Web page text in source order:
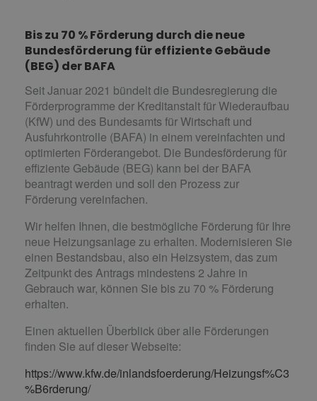
Bis zu 70 % Förderung durch die neue
Bundesförderung für effiziente Gebäude
(BEG) der BAFA
Seit Januar 2021 bündelt die Bundesregierung die
Förderprogramme der Kreditanstalt für Wiederaufbau
(KfW) und des Bundesamts für Wirtschaft und
Ausfuhrkontrolle (BAFA) in einem vereinfachten und
optimierten Förderangebot. Die Bundesförderung für
effiziente Gebäude (BEG) kann bei der BAFA
beantragt werden und soll den Prozess zur
Förderung vereinfachen.
Wir helfen Ihnen, die bestmögliche Förderung für Ihre
neue Heizungsanlage zu erhalten. Modernisieren Sie
einen Bestandsbau, also ein Heizsystem, das zum
Zeitpunkt des Antrags mindestens 2 Jahre in
Gebrauch war, können Sie bis zu 70 % Förderung
erhalten.
Einen aktuellen Überblick über alle Förderungen
finden Sie auf dieser Webseite:
https://www.kfw.de/inlandsfoerderung/Heizungsf%C3
%B6rderung/